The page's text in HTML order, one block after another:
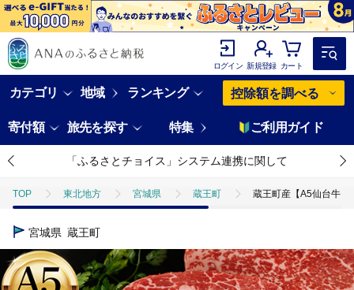
ログイン 新規登録 カート
カテゴリ 地域 ランキング 控除額を調べる
寄付額 旅先を探す 特集 ご利用ガイド
「ふるさとチョイス」システム連携に関して
TOP 東北地方 宮城県 蔵王町 蔵王町産【A5仙台牛
宮城県 蔵王町